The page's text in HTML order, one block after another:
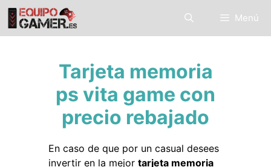
Saltar
contenido
Menú
Tarjeta memoria
ps vita game con
precio rebajado
En caso de que por un casual desees
invertir en la mejor tarjeta memoria